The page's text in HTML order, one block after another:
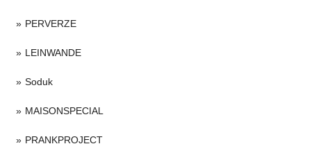
PERVERZE
LEINWANDE
Soduk
MAISONSPECIAL
PRANKPROJECT